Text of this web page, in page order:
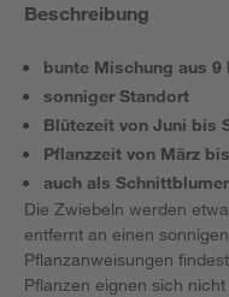
Beschreibung
bunte Mischung aus
sonniger Standort
Blütezeit von Juni bis
Pflanzzeit von März
auch als
Die Zwiebeln werden
entfernt an einen
Pflanzanweisungen
Pflanzen eignen sich